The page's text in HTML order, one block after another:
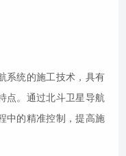
系统的施工技术，具有
点。通过北斗卫星导航
中的精准控制，提高施